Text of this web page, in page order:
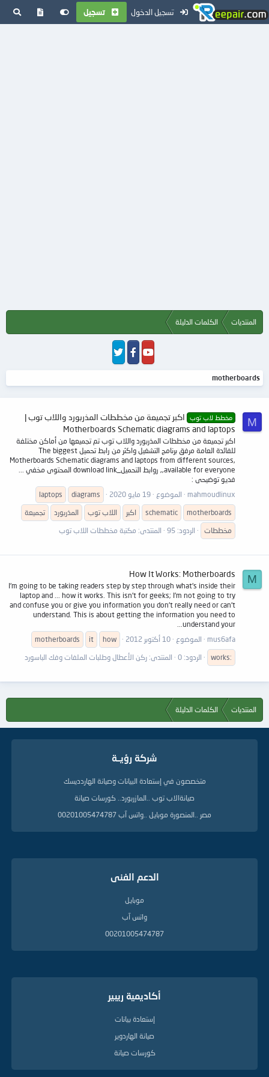
تسجيل الدخول تسجيل
المنتديات الكلمات الدليلة
motherboards
M مخطط لاب توب
اكبر تجميعة من مخططات المذربورد واللاب توب |
Motherboards Schematic diagrams and laptops
اكبر تجميعة من مخططات المذربورد واللاب توب تم تجميعها من أماكن مختلفة
للفائدة العامة مرفق برنامج التشغيل واكثر من رابط تحميل The biggest
Motherboards Schematic diagrams and laptops from different sources,
available for everyone,, روابط التحميل_download link المحتوى مخفي ...
فديو توضيحى :
mahmoudlinux
الموضوع 19 مايو 2020 diagrams
laptops
motherboards
schematic اكبر اللاب توب المذربورد
تجميعة
مخططات
الردود: 95 المنتدى: مكتبة مخططات اللاب توب
M
How It Works: Motherboards
I'm going to be taking readers step by step through what's inside their
laptop and ... how it works. This isn't for geeks; I'm not going to try
and confuse you or give you information you don't really need or can't
understand. This is about getting the information you need to
understand your...
mus6afa
الموضوع 10 أكتوبر 2012 how
it
motherboards
works:
الردود: 0 المنتدى: ركن الأعطال وطلبات الملفات وفك الباسورد
المنتديات الكلمات الدليلة
شركة رؤيــة
متخصصون في إستعادة البيانات وصيانة الهاردديسك
صيانةالاب توب ..المازربورد.. كورسات صيانة
مصر ..المنصورة موبايل ..واتس آب 00201005474787
الدعم الفنى
موبايل
واتس آب
00201005474787
أكاديمية ريبير
إستعادة بيانات
صيانة الهاردوير
كورسات صيانة